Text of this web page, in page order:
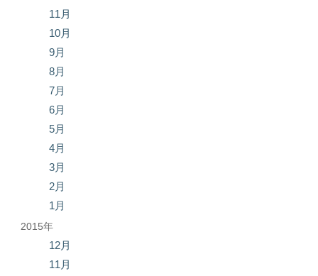
11月
10月
9月
8月
7月
6月
5月
4月
3月
2月
1月
2015年
12月
11月